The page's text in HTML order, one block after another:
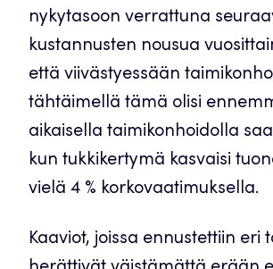
nykytasoon verrattuna
kustannusten nousua
että viivästyessään
tähtäimellä tämä olisi
aikaisella taimikonhoidolla
kun tukkikertymä kasvaisi
vielä 4 % korkovaatimuksella.
Kaaviot, joissa ennustettiin